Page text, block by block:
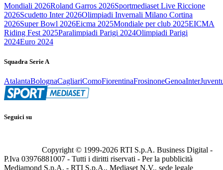
Mondiali 2026Roland Garros 2026Sportmediaset Live Riccione
2026Scudetto Inter 2026Olimpiadi Invernali Milano Cortina
2026Super Bowl 2026Eicma 2025Mondiale per club 2025EICMA
Riding Fest 2025Paralimpiadi Parigi 2024Olimpiadi Parigi
2024Euro 2024
Squadra Serie A
AtalantaBolognaCagliariComoFiorentinaFrosinoneGenoaInter
Seguici su
Copyright © 1999-2026 RTI S.p.A. Business Digital -
P.Iva 03976881007 - Tutti i diritti riservati - Per la pubblicità
Mediamond S.p.A. - RTI S.p.A., Mediaset N.V., sede legale